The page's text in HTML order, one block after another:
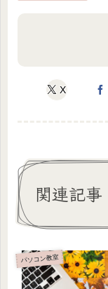
X
関連記事
パソコン教室